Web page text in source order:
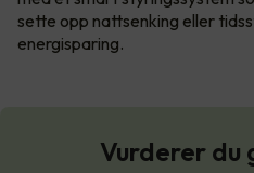
sette opp nattsenking eller
energisparing.
Vurderer du